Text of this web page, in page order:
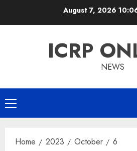
August 7, 2026
ICRP
NEWS
Primary
Menu
Home 2023 October 6